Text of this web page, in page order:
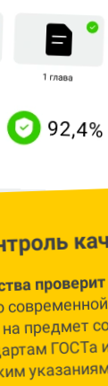
предмет
ГОСТа